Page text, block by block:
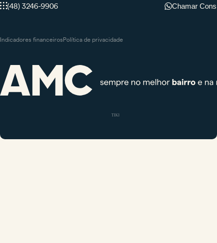
(48) 3246-9906
Chamar
Indicadores financeirosPolítica de privacidade